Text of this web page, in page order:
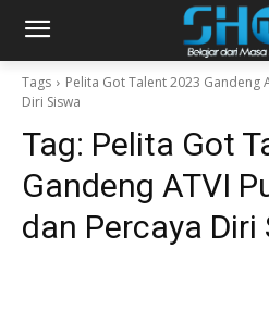
Tags
Pelita Got Talent 2023 Gandeng
Diri Siswa
Tag: Pelita Got
Gandeng ATVI
dan Percaya Diri